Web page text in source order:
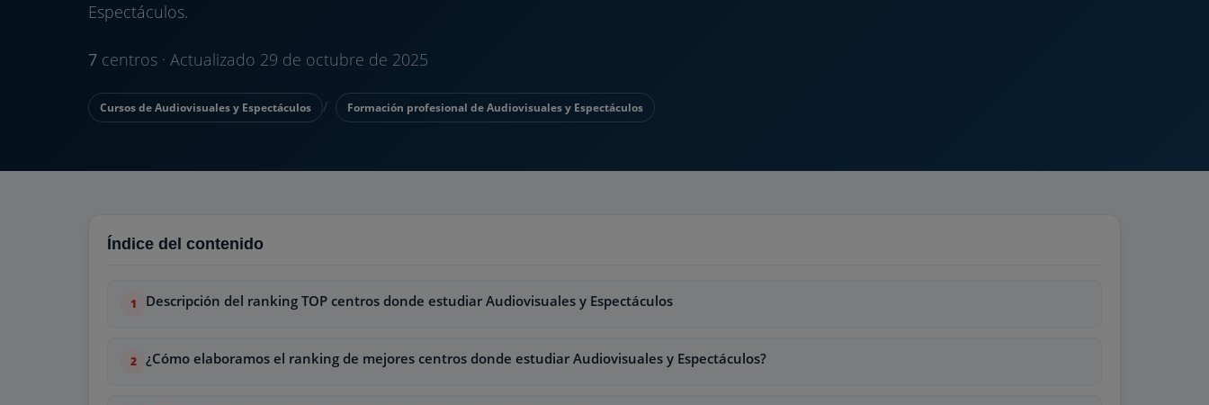
Espectáculos.
7 centros · Actualizado 29 de octubre de 2025
Cursos de Audiovisuales y Espectáculos Formación profesional de Audiovisuales y Espectáculos
Índice del contenido
Descripción del ranking TOP centros donde estudiar Audiovisuales y Espectáculos
¿Cómo elaboramos el ranking de mejores centros donde estudiar Audiovisuales y Espectáculos?